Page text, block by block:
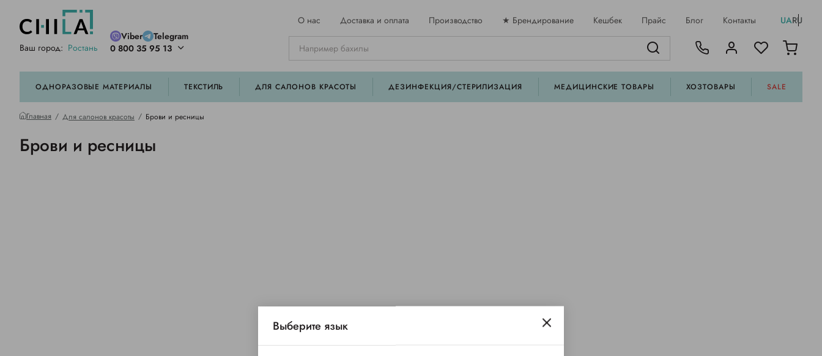
Ваш город: Ростань
Viber
Telegram
0 800 35 95 13
О нас Доставка и оплата Производство ★ Брендирование Кешбек Прайс Блог Контакты UARU
ОДНОРАЗОВЫЕ МАТЕРИАЛЫ ТЕКСТИЛЬ ДЛЯ САЛОНОВ КРАСОТЫ ДЕЗИНФЕКЦИЯ/СТЕРИЛИЗАЦИЯ МЕДИЦИНСКИЕ ТОВАРЫ ХОЗТОВАРЫ SALE
Главная Для салонов красоты Брови и ресницы
Брови и ресницы
Выберите язык